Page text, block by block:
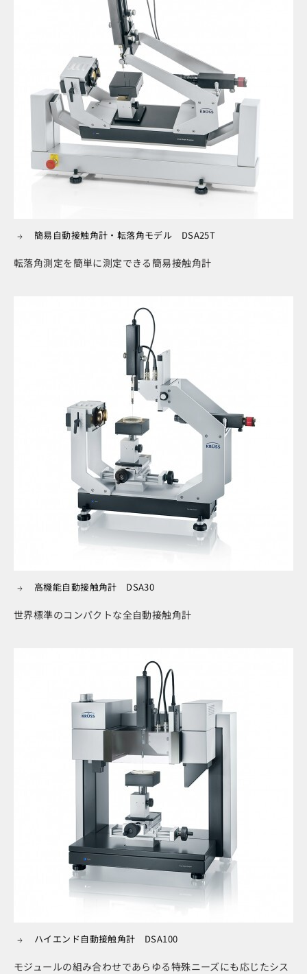
簡易自動接触角計・転落角モデル DSA25T
転落角測定を簡単に測定できる簡易接触角計
高機能自動接触角計 DSA30
世界標準のコンパクトな全自動接触角計
ハイエンド自動接触角計 DSA100
モジュールの組み合わせであらゆる特殊ニーズにも応じたシス